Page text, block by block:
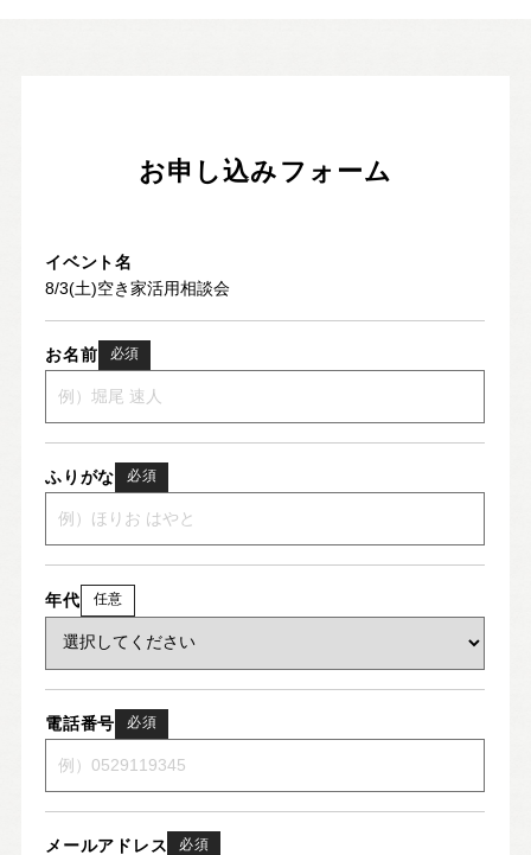
お申し込みフォーム
イベント名
お名前 必須
ふりがな 必須
年代 任意
電話番号 必須
メールアドレス 必須